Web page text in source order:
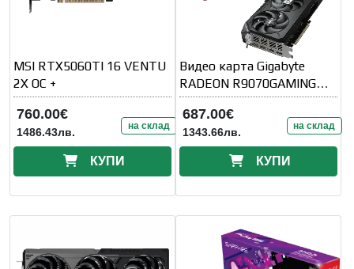
MSI RTX5060TI 16 VENTU
2X OC +
760.00€
1486.43лв. на склад
КУПИ
Видео карта Gigabyte
RADEON R9070GAMING
OC-16GD
687.00€
1343.66лв. на склад
КУПИ